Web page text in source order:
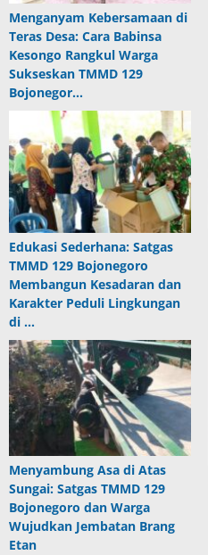
Menganyam Kebersamaan di
Teras Desa: Cara Babinsa
Kesongo Rangkul Warga
Sukseskan TMMD 129
Bojonegor…
Edukasi Sederhana: Satgas
TMMD 129 Bojonegoro
Membangun Kesadaran dan
Karakter Peduli Lingkungan
di …
Menyambung Asa di Atas
Sungai: Satgas TMMD 129
Bojonegoro dan Warga
Wujudkan Jembatan Brang
Etan